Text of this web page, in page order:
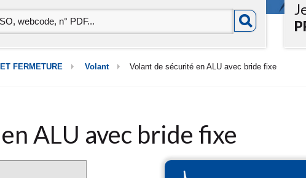
FERMETURE Volant Volant de sécurité en ALU avec bride fixe
ALU avec bride fixe